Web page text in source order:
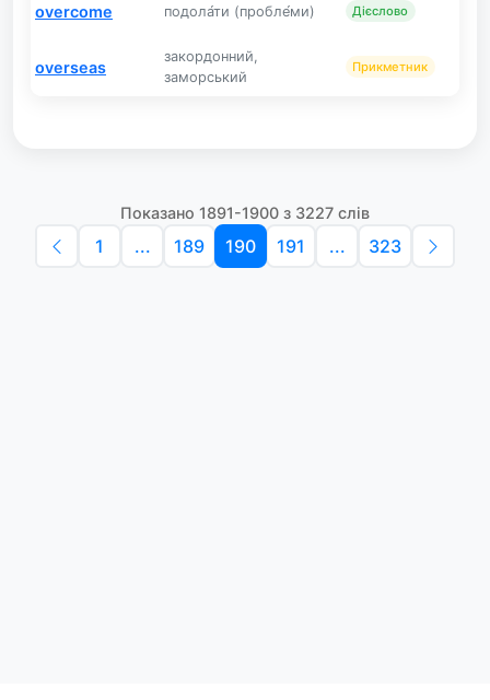
overcome подола́ти (пробле́ми) Дієслово
overseas
закордонний,
заморський
Прикметник
Показано 1891-1900 з 3227 слів
1 ... 189 190 191 ... 323